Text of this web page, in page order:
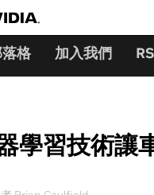
落格 加入我們
學習技術讓